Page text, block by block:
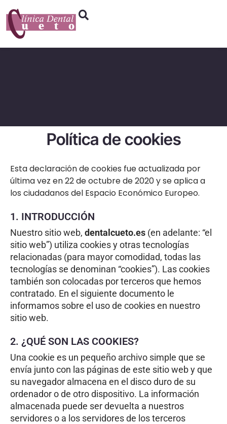
Política de cookies
Esta declaración de cookies fue actualizada por
última vez en 22 de octubre de 2020 y se aplica a
los ciudadanos del Espacio Económico Europeo.
1. INTRODUCCIÓN
Nuestro sitio web, dentalcueto.es (en adelante: “el
sitio web”) utiliza cookies y otras tecnologías
relacionadas (para mayor comodidad, todas las
tecnologías se denominan “cookies”). Las cookies
también son colocadas por terceros que hemos
contratado. En el siguiente documento le
informamos sobre el uso de cookies en nuestro
sitio web.
2. ¿QUÉ SON LAS COOKIES?
Una cookie es un pequeño archivo simple que se
envía junto con las páginas de este sitio web y que
su navegador almacena en el disco duro de su
ordenador o de otro dispositivo. La información
almacenada puede ser devuelta a nuestros
servidores o a los servidores de los terceros